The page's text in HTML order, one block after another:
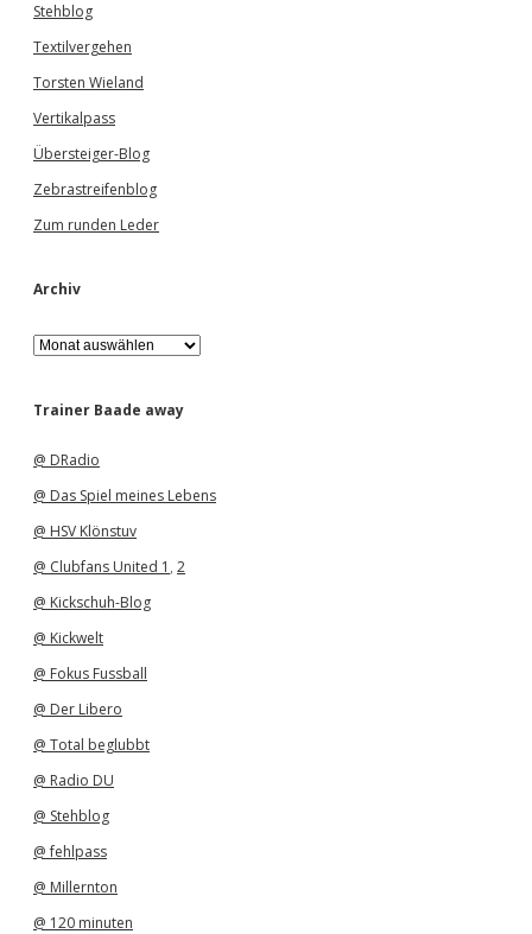
Stehblog
Textilvergehen
Torsten Wieland
Vertikalpass
Übersteiger-Blog
Zebrastreifenblog
Zum runden Leder
Archiv
A
r
h
Trainer Baade away
@ DRadio
@ Das Spiel meines Lebens
@ HSV Klönstuv
@ Clubfans United 1 , 2
@ Kickschuh-Blog
@ Kickwelt
@ Fokus Fussball
@ Der Libero
@ Total beglubbt
@ Radio DU
@ Stehblog
@ fehlpass
@ Millernton
@ 120 minuten